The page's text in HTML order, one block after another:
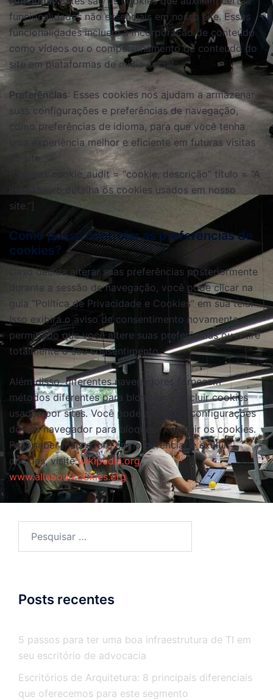
funcionalidades não essenciais em nosso site. Essas
funcionalidades incluem a incorporação de conteúdo
como vídeos ou o compartilhamento de conteúdo do
site em plataformas de mídia social.
Preferências: Esses cookies nos ajudam a armazenar
suas configurações e preferências de navegação,
como preferências de idioma, para que você tenha
uma experiência melhor e eficiente em futuras visitas
ao site.
[colunas cookie_audit = “cookie, descrição” título = “A
lista abaixo detalha os cookies usados ​​em nosso
site.”]
Como posso controlar as preferências de
cookies?
Caso decida alterar suas preferências posteriormente
durante a sessão de navegação, você pode clicar na
guia “Política de Privacidade e Cookies” em sua tela.
Isso exibirá o aviso de consentimento novamente,
permitindo que você altere suas preferências ou retire
totalmente o seu consentimento.
Além disso, diferentes navegadores fornecem
métodos diferentes para bloquear e excluir cookies
usados ​​por sites. Você pode alterar as configurações
do seu navegador para bloquear / excluir os cookies.
Para saber mais sobre como gerenciar e excluir
cookies, visitewikipedia.org,
www.allaboutcookies.org.
Posts recentes
5 passos para ter uma boa infraestrutura de TI em
seu escritório de advocacia
Escritórios de Arquitetura: 8 principais diferenciais
que oferecemos para este segmento